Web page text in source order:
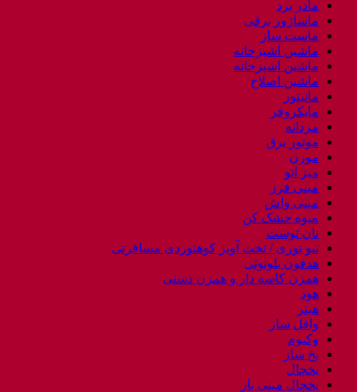
مادر برد
ماساژور برقی
ماست ساز
ماشین آشپزخانه
ماشین اشپزخانه
ماشین اصلاح
مانیتور
مایکروفر
مردانه
موتور برق
موزن
میز اتو
مینی فرز
مینی واش
میوه خشک کن
نان توست
ننو توری / تخت آویز کوهنوردی مسافرتی
هدفون بلوتوثی
همزن کاسه دار و همزن دستی
هود
هیتر
وافل ساز
وکیوم
یخ ساز
یخچال
یخچال مینی بار